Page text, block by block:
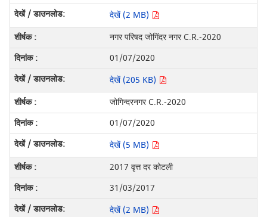
देखें (2 MB)
नगर परिषद जोगिंदर नगर C.R.-2020
01/07/2020
देखें (205 KB)
जोगिन्दरनगर C.R.-2020
01/07/2020
देखें (5 MB)
2017 वृत्त दर कोटली
31/03/2017
देखें (2 MB)